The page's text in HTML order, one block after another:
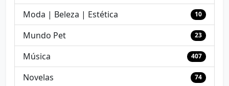
Moda | Beleza | Estética 10
Mundo Pet 23
Música 407
Novelas 74